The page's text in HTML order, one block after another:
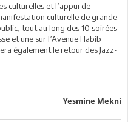
culturelles et l’appui de
culturelle de grande
tout au long des 10 soirées
et une sur l’Avenue Habib
également le retour des Jazz-
Yesmine Mekni